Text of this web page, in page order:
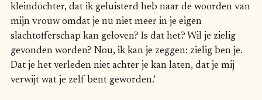
kleindochter, dat ik geluisterd heb naar de woorden van
mijn vrouw omdat je nu niet meer in je eigen
slachtofferschap kan geloven? Is dat het? Wil je zielig
gevonden worden? Nou, ik kan je zeggen: zielig ben je.
Dat je het verleden niet achter je kan laten, dat je mij
verwijt wat je zelf bent geworden.’